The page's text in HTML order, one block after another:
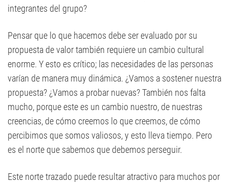
integrantes del grupo?
Pensar que lo que hacemos debe ser evaluado por su
propuesta de valor también requiere un cambio cultural
enorme. Y esto es crítico; las necesidades de las personas
varían de manera muy dinámica. ¿Vamos a sostener nuestra
propuesta? ¿Vamos a probar nuevas? También nos falta
mucho, porque este es un cambio nuestro, de nuestras
creencias, de cómo creemos lo que creemos, de cómo
percibimos que somos valiosos, y esto lleva tiempo. Pero
es el norte que sabemos que debemos perseguir.
Este norte trazado puede resultar atractivo para muchos por